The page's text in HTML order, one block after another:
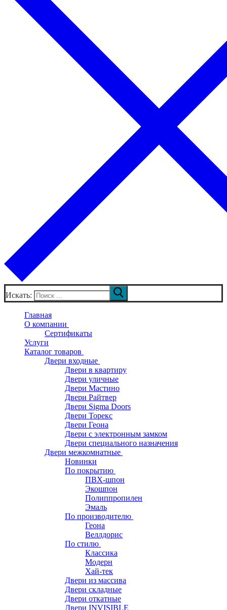
Искать:
Главная
О компании
Сертификаты
Услуги
Каталог товаров
Двери входные
Двери в квартиру
Двери уличные
Двери Мастино
Двери Райтвер
Двери Sigma Doors
Двери Торекс
Двери Геона
Двери с электронным замком
Двери специального назначения
Двери межкомнатные
Новинки
По покрытию
ПВХ-шпон
Экошпон
Полиппропилен
Эмаль
По производителю
Геона
Веллдорис
По стилю
Классика
Модерн
Хай-тек
Двери из массива
Двери складные
Двери откатные
Двери INVISIBLE